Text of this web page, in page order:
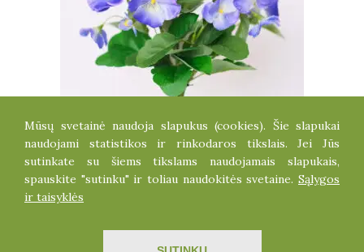
NAŠLAIČIŲ KRŪMELIS
3.30€
Visos teisės saugomos dirbtinegele.lt
Mūsų svetainė naudoja slapukus (cookies). Šie slapukai
naudojami statistikos ir rinkodaros tikslais. Jei Jūs
sutinkate su šiems tikslams naudojamais slapukais,
spauskite "sutinku" ir toliau naudokitės svetaine. Sąlygos
ir taisyklės